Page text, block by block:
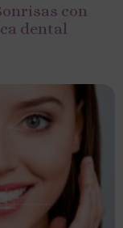
con
dental